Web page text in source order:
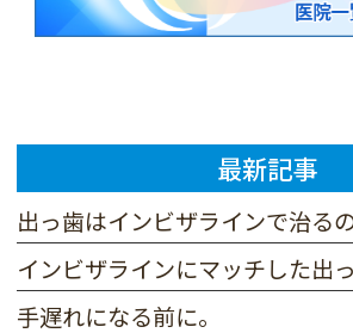
最新記事
出っ歯はインビザラインで治る
インビザラインにマッチした出っ
手遅れになる前に。